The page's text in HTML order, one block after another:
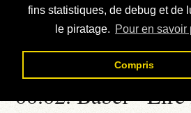
fins statistiques, de debug et de
le piratage. Pour en savoir
Compris
Téléchargement
Contact
00.02. Babel - Lire